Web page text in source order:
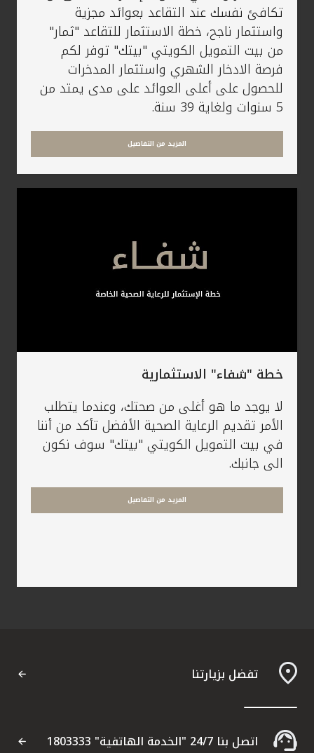
تكافئ نفسك عند التقاعد بعوائد مجزية
واستثمار ناجح، خطة الاستثمار للتقاعد "ثمار"
من بيت التمويل الكويتي "بيتك" توفر لكم
فرصة الادخار الشهري واستثمار المدخرات
للحصول على أعلى العوائد على مدى يمتد من
5 سنوات ولغاية 39 سنة.
المزيد من التفاصيل
خطة "شفاء" الاستثمارية
لا يوجد ما هو أغلى من صحتك، وعندما يتطلب
الأمر تقديم الرعاية الصحية الأفضل تأكد من أننا
في بيت التمويل الكويتي "بيتك" سوف نكون
الى جانبك.
المزيد من التفاصيل
تفضل بزيارتنا
اتصل بنا 24/7 "الخدمة الهاتفية" 1803333